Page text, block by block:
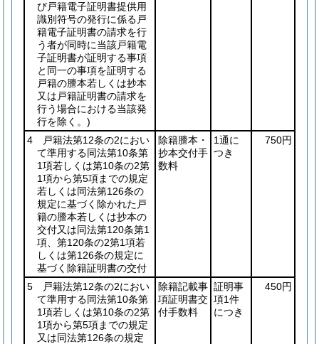
び戸籍電子証明書提供用
識別符号の発行に係る戸
籍電子証明書の請求を行
う者が同時に当該戸籍電
子証明書が証明する事項
と同一の事項を証明する
戸籍の謄本若しくは抄本
又は戸籍証明書の請求を
行う場合における当該発
行を除く。)
4 戸籍法第12条の2におい
て準用する同法第10条第
1項若しくは第10条の2第
1項から第5項までの規定
若しくは同法第126条の
規定に基づく除かれた戸
籍の謄本若しくは抄本の
交付又は同法第120条第1
項、第120条の2第1項若
しくは第126条の規定に
基づく除籍証明書の交付
除籍謄本・
抄本交付手
数料
1通に
つき
750円
5 戸籍法第12条の2におい
て準用する同法第10条第
1項若しくは第10条の2第
1項から第5項までの規定
又は同法第126条の規定
除籍記載事
項証明書交
付手数料
証明事
項1件
につき
450円